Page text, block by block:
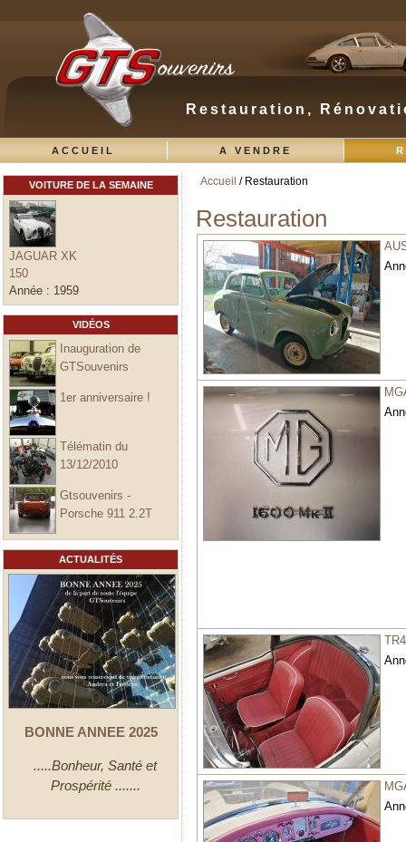
Restauration,
ACCUEIL A VENDRE
VOITURE DE LA SEMAINE
JAGUAR XK
150
Année : 1959
VIDÉOS
Inauguration de
GTSouvenirs
1er anniversaire !
Télématin du
13/12/2010
Gtsouvenirs -
Porsche 911 2.2T
ACTUALITÉS
BONNE ANNEE 2025
.....Bonheur, Santé et
Prospérité .......
Vous êtes ici
Accueil / Restauration
Restauration